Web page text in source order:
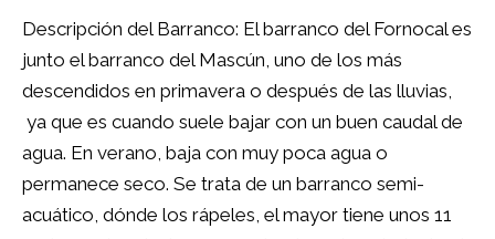
Descripción del Barranco: El barranco del Fornocal es
junto el barranco del Mascún, uno de los más
descendidos en primavera o después de las lluvias,
ya que es cuando suele bajar con un buen caudal de
agua. En verano, baja con muy poca agua o
permanece seco. Se trata de un barranco semi-
acuático, dónde los rápeles, el mayor tiene unos 11